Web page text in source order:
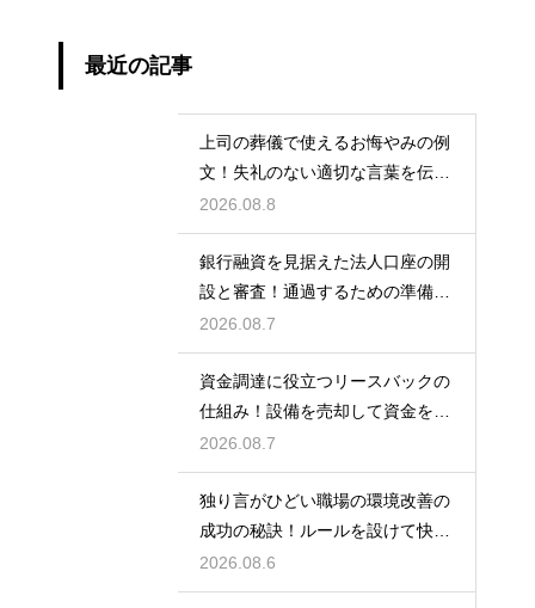
最近の記事
上司の葬儀で使えるお悔やみの例
文！失礼のない適切な言葉を伝え
る例文
2026.08.8
銀行融資を見据えた法人口座の開
設と審査！通過するための準備と
ポイント
2026.08.7
資金調達に役立つリースバックの
仕組み！設備を売却して資金を得
る方法
2026.08.7
独り言がひどい職場の環境改善の
成功の秘訣！ルールを設けて快適
な空間を作る
2026.08.6